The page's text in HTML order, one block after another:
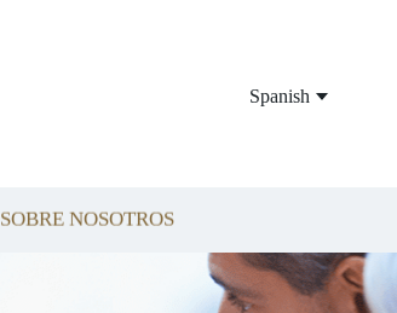
Spanish
SOBRE NOSOTROS